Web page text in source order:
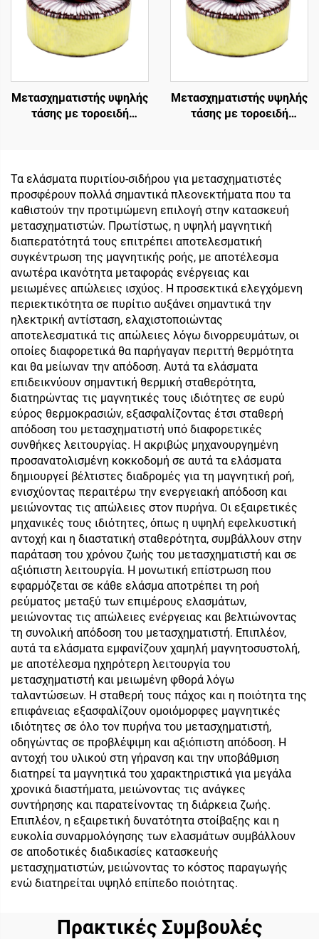
Μετασχηματιστής υψηλής
τάσης με τοροειδή
μετασχηματιστής 220v
80v
Μετασχηματιστής υψηλής
τάσης με τοροειδή
μετασχηματιστής 220v
80v
Τα ελάσματα πυριτίου-σιδήρου για μετασχηματιστές
προσφέρουν πολλά σημαντικά πλεονεκτήματα που τα
καθιστούν την προτιμώμενη επιλογή στην κατασκευή
μετασχηματιστών. Πρωτίστως, η υψηλή μαγνητική
διαπερατότητά τους επιτρέπει αποτελεσματική
συγκέντρωση της μαγνητικής ροής, με αποτέλεσμα
ανωτέρα ικανότητα μεταφοράς ενέργειας και
μειωμένες απώλειες ισχύος. Η προσεκτικά ελεγχόμενη
περιεκτικότητα σε πυρίτιο αυξάνει σημαντικά την
ηλεκτρική αντίσταση, ελαχιστοποιώντας
αποτελεσματικά τις απώλειες λόγω δινορρευμάτων, οι
οποίες διαφορετικά θα παρήγαγαν περιττή θερμότητα
και θα μείωναν την απόδοση. Αυτά τα ελάσματα
επιδεικνύουν σημαντική θερμική σταθερότητα,
διατηρώντας τις μαγνητικές τους ιδιότητες σε ευρύ
εύρος θερμοκρασιών, εξασφαλίζοντας έτσι σταθερή
απόδοση του μετασχηματιστή υπό διαφορετικές
συνθήκες λειτουργίας. Η ακριβώς μηχανουργημένη
προσανατολισμένη κοκκοδομή σε αυτά τα ελάσματα
δημιουργεί βέλτιστες διαδρομές για τη μαγνητική ροή,
ενισχύοντας περαιτέρω την ενεργειακή απόδοση και
μειώνοντας τις απώλειες στον πυρήνα. Οι εξαιρετικές
μηχανικές τους ιδιότητες, όπως η υψηλή εφελκυστική
αντοχή και η διαστατική σταθερότητα, συμβάλλουν στην
παράταση του χρόνου ζωής του μετασχηματιστή και σε
αξιόπιστη λειτουργία. Η μονωτική επίστρωση που
εφαρμόζεται σε κάθε ελάσμα αποτρέπει τη ροή
ρεύματος μεταξύ των επιμέρους ελασμάτων,
μειώνοντας τις απώλειες ενέργειας και βελτιώνοντας
τη συνολική απόδοση του μετασχηματιστή. Επιπλέον,
αυτά τα ελάσματα εμφανίζουν χαμηλή μαγνητοσυστολή,
με αποτέλεσμα ηχηρότερη λειτουργία του
μετασχηματιστή και μειωμένη φθορά λόγω
ταλαντώσεων. Η σταθερή τους πάχος και η ποιότητα της
επιφάνειας εξασφαλίζουν ομοιόμορφες μαγνητικές
ιδιότητες σε όλο τον πυρήνα του μετασχηματιστή,
οδηγώντας σε προβλέψιμη και αξιόπιστη απόδοση. Η
αντοχή του υλικού στη γήρανση και την υποβάθμιση
διατηρεί τα μαγνητικά του χαρακτηριστικά για μεγάλα
χρονικά διαστήματα, μειώνοντας τις ανάγκες
συντήρησης και παρατείνοντας τη διάρκεια ζωής.
Επιπλέον, η εξαιρετική δυνατότητα στοίβαξης και η
ευκολία συναρμολόγησης των ελασμάτων συμβάλλουν
σε αποδοτικές διαδικασίες κατασκευής
μετασχηματιστών, μειώνοντας το κόστος παραγωγής
ενώ διατηρείται υψηλό επίπεδο ποιότητας.
Πρακτικές Συμβουλές